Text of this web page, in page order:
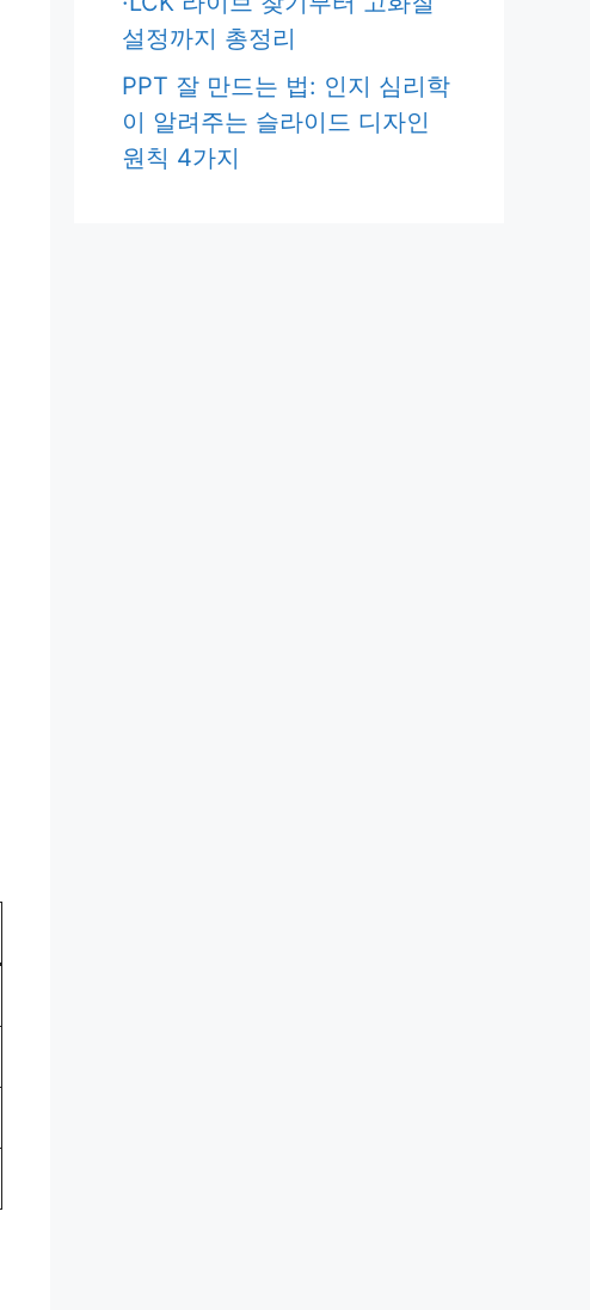
설정까지 총정리
PPT 잘 만드는 법: 인지 심리학
이 알려주는 슬라이드 디자인
원칙 4가지